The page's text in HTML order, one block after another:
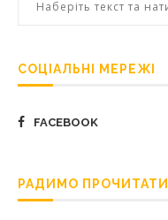
СОЦІАЛЬНІ МЕРЕЖІ
FACEBOOK
РАДИМО ПРОЧИТАТИ